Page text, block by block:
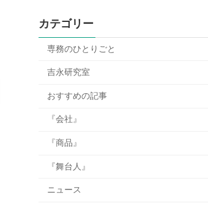
カテゴリー
専務のひとりごと
吉永研究室
おすすめの記事
『会社』
『商品』
『舞台人』
ニュース